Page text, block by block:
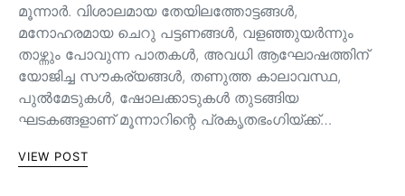
മൂന്നാർ. വിശാലമായ തേയിലത്തോട്ടങ്ങള്‍,
മനോഹരമായ ചെറു പട്ടണങ്ങള്‍, വളഞ്ഞുയര്‍ന്നും
താഴ്ന്നും പോവുന്ന പാതകള്‍, അവധി ആഘോഷത്തിന്
യോജിച്ച സൗകര്യങ്ങള്‍, തണുത്ത കാലാവസ്ഥ,
പുൽമേടുകൾ, ഷോലക്കാടുകൾ തുടങ്ങിയ
ഘടകങ്ങളാണ് മൂന്നാറിന്റെ പ്രകൃതഭംഗിയ്ക്ക്…
VIEW POST